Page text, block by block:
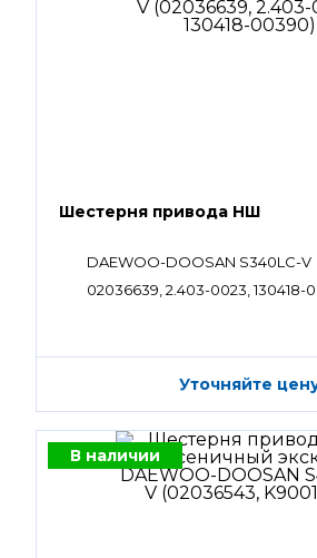
Шестерня привода НШ
DAEWOO-DOOSAN S340LC-V
02036639, 2.403-0023, 130418-
Уточняйте
В наличии